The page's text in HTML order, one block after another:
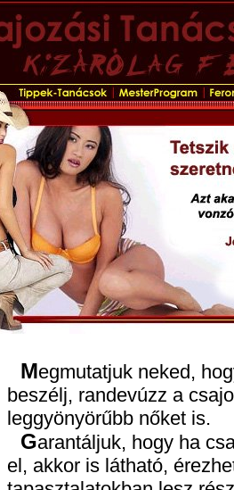
Megmutatjuk neked, hogyan közeledj a lányokhoz, hogyan
beszélj, randevúzz a
leggyönyörűbb nőket is.
Garantáljuk, hogy ha csak tanácsaink töredékét olvasod is
el, akkor is látható,